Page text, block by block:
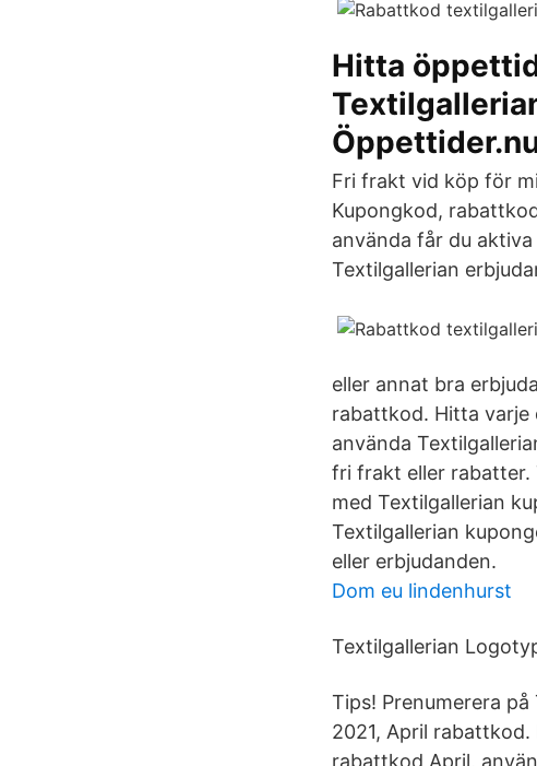
Hitta
Fri frakt vid köp för
Kupongkod,
använda får du
Textilgallerian
eller annat bra
rabattkod. Hitta varje
använda
fri frakt eller rabatter.
med Textilgallerian
Textilgallerian
eller erbjudanden.
Dom eu lindenhurst
Textilgallerian
Tips! Prenumerera
2021, April
rabattkod April,